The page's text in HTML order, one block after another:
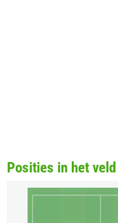
Posities in het veld